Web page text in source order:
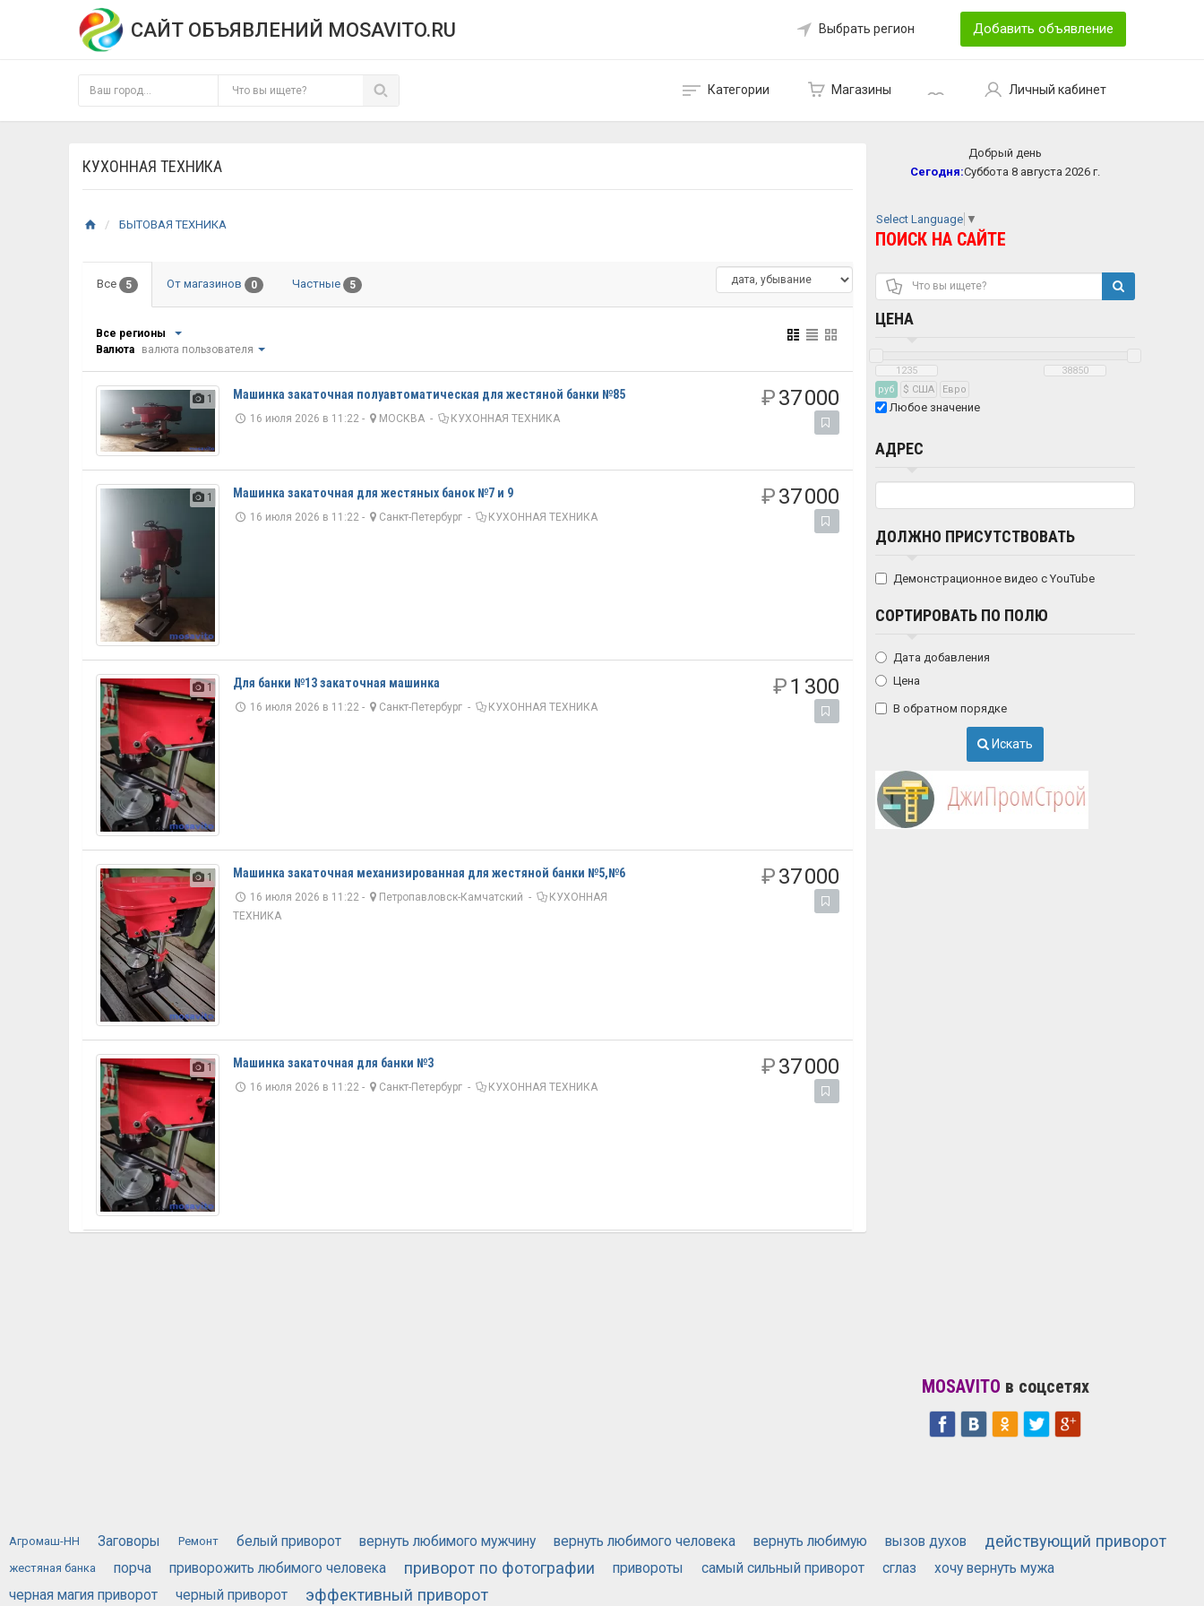
САЙТ ОБЪЯВЛЕНИЙ MOSAVITO.RU Выбрать регион Добавить объявление
Категории Магазины Личный кабинет
КУХОННАЯ ТЕХНИКА
БЫТОВАЯ ТЕХНИКА
Все 5 От магазинов 0 Частные 5
Все регионы
Валюта
валюта пользователя
1 Машинка закаточная полуавтоматическая для жестяной банки №85
16 июля 2026 в 11:22 - МОСКВА - КУХОННАЯ ТЕХНИКА
₽37 000
1 Машинка закаточная для жестяных банок №7 и 9
16 июля 2026 в 11:22 - Санкт-Петербург - КУХОННАЯ ТЕХНИКА
₽37 000
1 Для банки №13 закаточная машинка
16 июля 2026 в 11:22 - Санкт-Петербург - КУХОННАЯ ТЕХНИКА
₽1 300
1 Машинка закаточная механизированная для жестяной банки №5,№6
16 июля 2026 в 11:22 - Петропавловск-Камчатский -
КУХОННАЯ
ТЕХНИКА
₽37 000
1 Машинка закаточная для банки №3
16 июля 2026 в 11:22 - Санкт-Петербург - КУХОННАЯ ТЕХНИКА
₽37 000
Добрый день
Сегодня:Суббота 8 августа 2026 г.
Select Language ▼
ПОИСК НА САЙТЕ
ЦЕНА
руб $ США Eвро
Любое значение
АДРЕС
ДОЛЖНО ПРИСУТСТВОВАТЬ
Демонстрационное видео с YouTube
СОРТИРОВАТЬ ПО ПОЛЮ
Дата добавления
Цена
В обратном порядке
Искать
MOSAVITO в соцсетях
Агромаш-НН Заговоры Ремонт белый приворот вернуть любимого мужчину вернуть любимого человека вернуть любимую вызов духов действующий приворот
жестяная банка порча приворожить любимого человека приворот по фотографии привороты самый сильный приворот сглаз
хочу вернуть мужа
черная магия приворот
черный приворот эффективный приворот